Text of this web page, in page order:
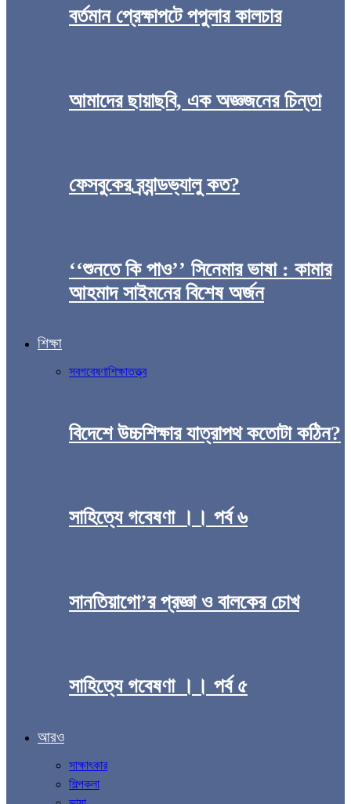
বর্তমান প্রেক্ষাপটে পপুলার কালচার
আমাদের ছায়াছবি, এক অজ্ঞজনের চিন্তা
ফেসবুকের ব্র্যান্ডভ্যালু কত?
‘‘শুনতে কি পাও’’ সিনেমার ভাষা : কামার
আহমাদ সাইমনের বিশেষ অর্জন
শিক্ষা
সবগবেষণাশিক্ষাতত্ত্ব
বিদেশে উচ্চশিক্ষার যাত্রাপথ কতোটা কঠিন?
সাহিত্যে গবেষণা ।। পর্ব ৬
সানতিয়াগো’র প্রজ্ঞা ও বালকের চোখ
সাহিত্যে গবেষণা ।। পর্ব ৫
আরও
সাক্ষাৎকার
শিল্পকলা